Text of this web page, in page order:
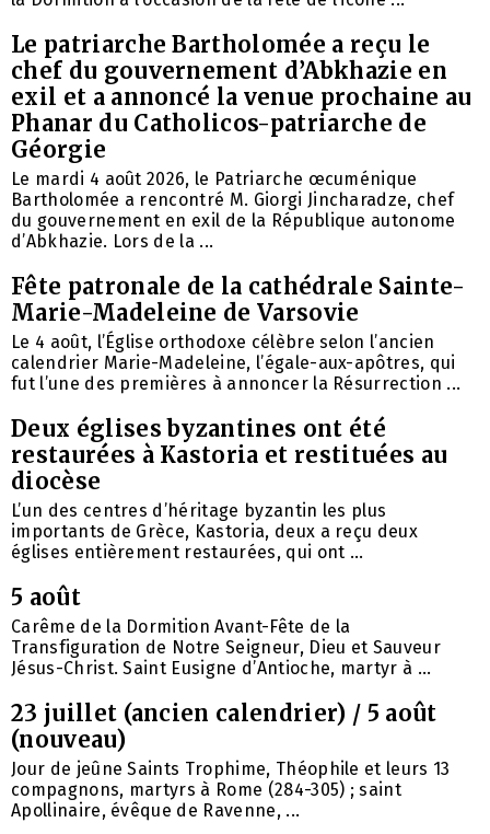
Le patriarche Bartholomée a reçu le
chef du gouvernement d’Abkhazie en
exil et a annoncé la venue prochaine au
Phanar du Catholicos-patriarche de
Géorgie
Le mardi 4 août 2026, le Patriarche œcuménique
Bartholomée a rencontré M. Giorgi Jincharadze, chef
du gouvernement en exil de la République autonome
d’Abkhazie. Lors de la ...
Fête patronale de la cathédrale Sainte-
Marie-Madeleine de Varsovie
Le 4 août, l’Église orthodoxe célèbre selon l’ancien
calendrier Marie-Madeleine, l’égale-aux-apôtres, qui
fut l’une des premières à annoncer la Résurrection ...
Deux églises byzantines ont été
restaurées à Kastoria et restituées au
diocèse
L’un des centres d’héritage byzantin les plus
importants de Grèce, Kastoria, deux a reçu deux
églises entièrement restaurées, qui ont ...
5 août
Carême de la Dormition Avant-Fête de la
Transfiguration de Notre Seigneur, Dieu et Sauveur
Jésus-Christ. Saint Eusigne d’Antioche, martyr à ...
23 juillet (ancien calendrier) / 5 août
(nouveau)
Jour de jeûne Saints Trophime, Théophile et leurs 13
compagnons, martyrs à Rome (284-305) ; saint
Apollinaire, évêque de Ravenne, ...